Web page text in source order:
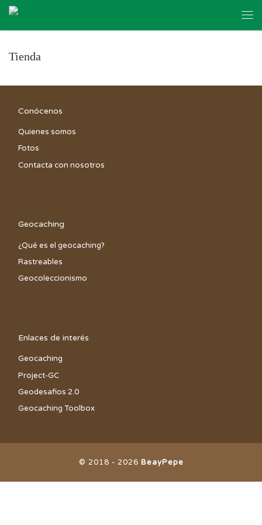
Skip to content
Tienda
Conócenos
Quienes somos
Fotos
Contacta con nosotros
Geocaching
¿Qué es el geocaching?
Rastreables
Geocoleccionismo
Enlaces de interés
Geocaching
Project-GC
Geodesafios 2.0
Geocaching Toolbox
© 2018 - 2026 BeayPepe